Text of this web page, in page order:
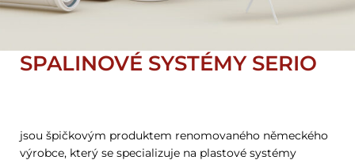
SPALINOVÉ SYSTÉMY SERIO
jsou špičkovým produktem renomovaného německého
výrobce, který se specializuje na plastové systémy